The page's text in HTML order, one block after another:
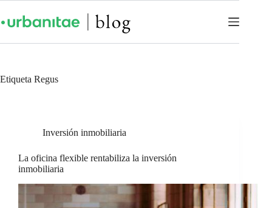
Etiqueta Regus
Inversión inmobiliaria
La oficina flexible rentabiliza la inversión
inmobiliaria